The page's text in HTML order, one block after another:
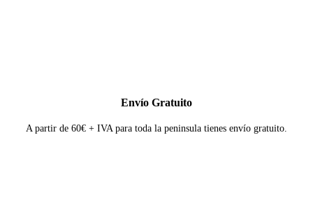
Envío Gratuito
A partir de 60€ + IVA para toda la peninsula tienes envío gratuito.